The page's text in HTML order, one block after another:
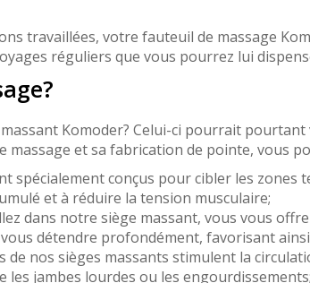
travaillées, votre fauteuil de massage
réguliers que vous pourrez lui
Komoder? Celui-ci pourrait
massage et sa fabrication de pointe, vous
spécialement conçus pour cibler les zones
et à réduire la tension musculaire;
dans notre siège massant, vous vous
détendre profondément, favorisant
nos sièges massants stimulent la
les jambes lourdes ou les engourdissements;